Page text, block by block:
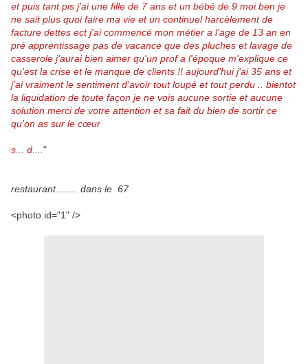
et puis tant pis j'ai une fille de 7 ans et un bébé de 9 moi ben je
ne sait plus quoi faire ma vie et un continuel harcèlement de
facture dettes ect j'ai commencé mon métier a l'age de 13 an en
pré apprentissage pas de vacance que des pluches et lavage de
casserole j'aurai bien aimer qu'un prof a l'époque m'explique ce
qu'est la crise et le manque de clients !! aujourd'hui j'ai 35 ans et
j'ai vraiment le sentiment d'avoir tout loupé et tout perdu ..
bientot
la liquidation de toute façon je ne vois aucune sortie et aucune
solution merci de votre attention et sa fait du bien de sortir ce
qu'on as sur le cœur
s... d.... "
restaurant........ dans le 67
<photo id="1" />